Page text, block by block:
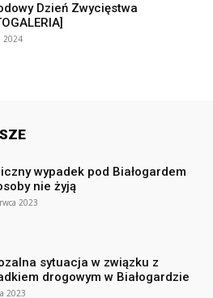
Dzień Zwycięstwa
2024
wypadek pod Białogardem
nie żyją
2023
sytuacja w związku z
drogowym w Białogardzie
2023